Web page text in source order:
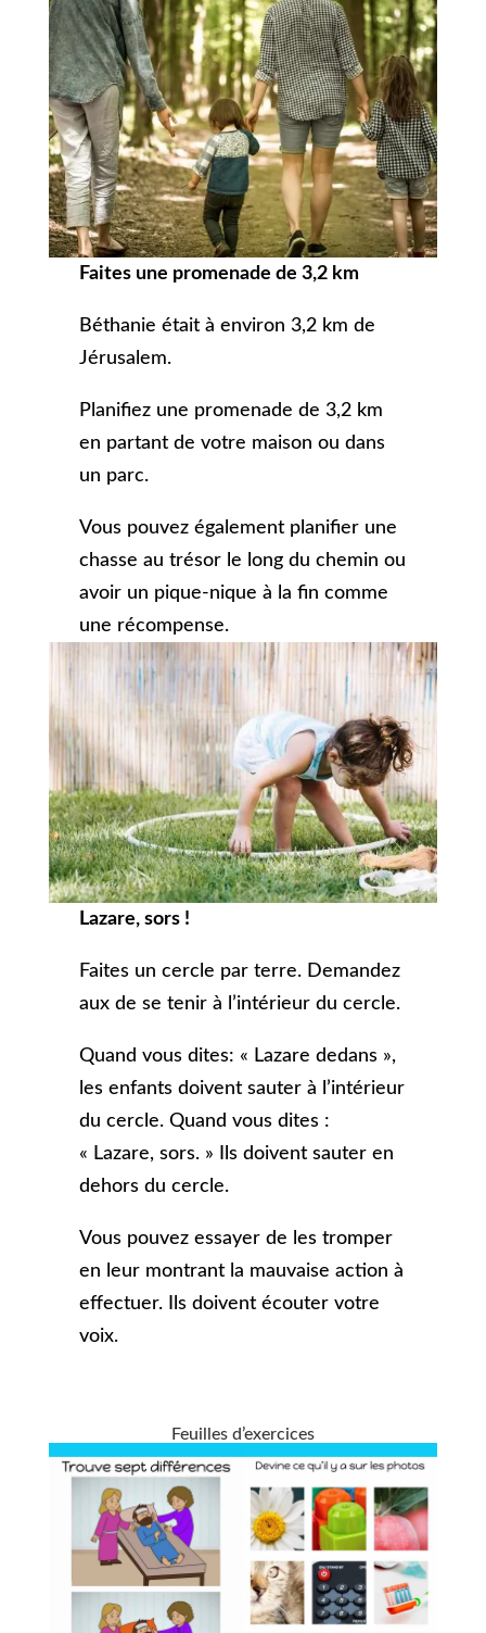
Faites une promenade de 3,2 km
Béthanie était à environ 3,2 km de
Jérusalem.
Planifiez une promenade de 3,2 km
en partant de votre maison ou dans
un parc.
Vous pouvez également planifier une
chasse au trésor le long du chemin ou
avoir un pique-nique à la fin comme
une récompense.
Lazare, sors !
Faites un cercle par terre. Demandez
aux de se tenir à l’intérieur du cercle.
Quand vous dites: « Lazare dedans »,
les enfants doivent sauter à l’intérieur
du cercle. Quand vous dites :
« Lazare, sors. » Ils doivent sauter en
dehors du cercle.
Vous pouvez essayer de les tromper
en leur montrant la mauvaise action à
effectuer. Ils doivent écouter votre
voix.
Feuilles d’exercices